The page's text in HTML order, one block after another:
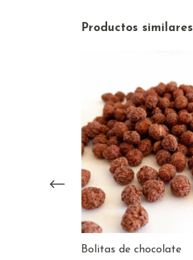
Productos similares
Bolitas de chocolate